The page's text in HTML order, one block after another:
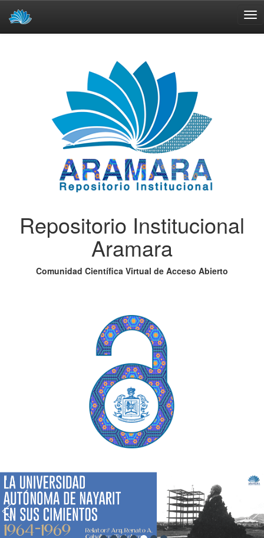
Repositorio Institucional
Aramara
Comunidad Científica Virtual de Acceso Abierto